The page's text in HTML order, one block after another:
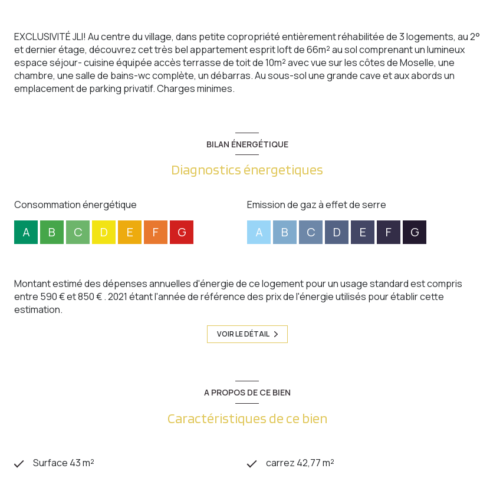
EXCLUSIVITÉ JLI! Au centre du village, dans petite copropriété entièrement réhabilitée de 3 logements, au 2°
et dernier étage, découvrez cet très bel appartement esprit loft de 66m² au sol comprenant un lumineux
espace séjour- cuisine équipée accès terrasse de toit de 10m² avec vue sur les côtes de Moselle, une
chambre, une salle de bains-wc complète, un débarras. Au sous-sol une grande cave et aux abords un
emplacement de parking privatif. Charges minimes.
BILAN ÉNERGÉTIQUE
Diagnostics énergetiques
Consommation énergétique
A B C D E F G
Emission de gaz à effet de serre
A B C D E F G
Montant estimé des dépenses annuelles d'énergie de ce logement pour un usage standard est compris
entre 590 € et 850 € . 2021 étant l'année de référence des prix de l'énergie utilisés pour établir cette
estimation.
VOIR LE DÉTAIL
A PROPOS DE CE BIEN
Caractéristiques de ce bien
Surface 43 m² carrez 42,77 m²